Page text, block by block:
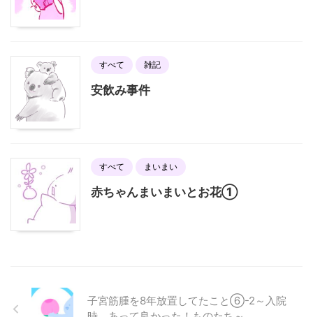
すべて 雑記
安飲み事件
すべて まいまい
赤ちゃんまいまいとお花①
子宮筋腫を8年放置してたこと⑥-2～入院